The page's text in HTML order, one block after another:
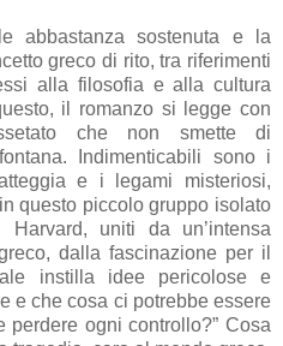
abbastanza sostenuta e la
greco di rito, tra riferimenti
alla filosofia e alla cultura
il romanzo si legge con
che non smette di
Indimenticabili sono i
e i legami misteriosi,
questo piccolo gruppo isolato
uniti da un’intensa
dalla fascinazione per il
instilla idee pericolose e
e che cosa ci potrebbe essere
ogni controllo?” Cosa